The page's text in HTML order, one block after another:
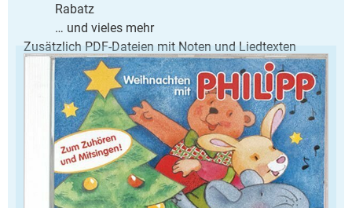
Rabatz
… und vieles mehr
Zusätzlich PDF-Dateien mit Noten und Liedtexten
Originalaufnahmen
Audio- und Daten-CD (Spielzeit ca. 60 Min)